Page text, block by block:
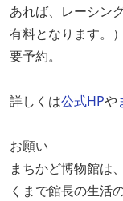
あれば、レーシン
有料となります。）
要予約。
詳しくは公式HPや
お願い
まちかど博物館は
くまで館長の生活